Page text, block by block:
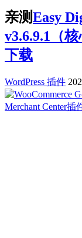
亲测Easy
v3.6.9.1（
下载
WordPress 插件